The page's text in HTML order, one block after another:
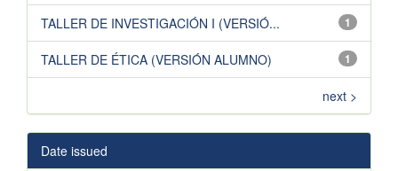
1
TALLER DE INVESTIGACIÓN I (VERSIÓ...
1
TALLER DE ÉTICA (VERSIÓN ALUMNO)
next >
Date issued